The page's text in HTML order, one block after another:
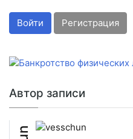
Войти Регистрация
Автор записи